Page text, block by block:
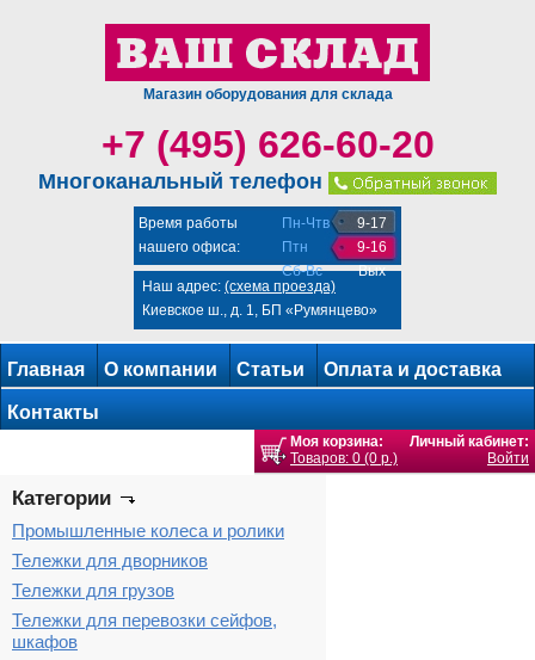
Магазин оборудования для склада
+7 (495) 626-60-20
Многоканальный телефон
Время работы
нашего офиса:
Пн-Чтв
Птн
Сб-Вс
9-17
9-16
Вых
Наш адрес: (схема проезда)
Киевское ш., д. 1, БП «Румянцево»
Главная О компании Статьи Оплата и доставка
Контакты
Моя корзина:
Товаров: 0 (0 р.)
Личный кабинет:
Войти
Категории
Промышленные колеса и ролики
Тележки для дворников
Тележки для грузов
Тележки для перевозки сейфов,
шкафов